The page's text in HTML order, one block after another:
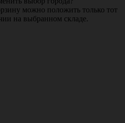
можно положить только тот
на выбранном складе.